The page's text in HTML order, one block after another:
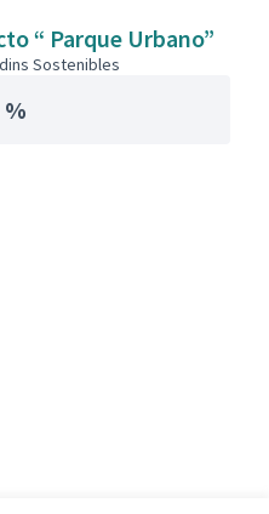
“ Parque Urbano”
Sostenibles
%